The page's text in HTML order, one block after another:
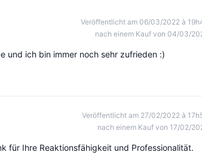
Veröffentlicht am 06/03/2022 à
nach einem Kauf von 04/03/
und ich bin immer noch sehr zufrieden :)
Veröffentlicht am 27/02/2022 à
nach einem Kauf von 17/02/
für Ihre Reaktionsfähigkeit und Professionalität.